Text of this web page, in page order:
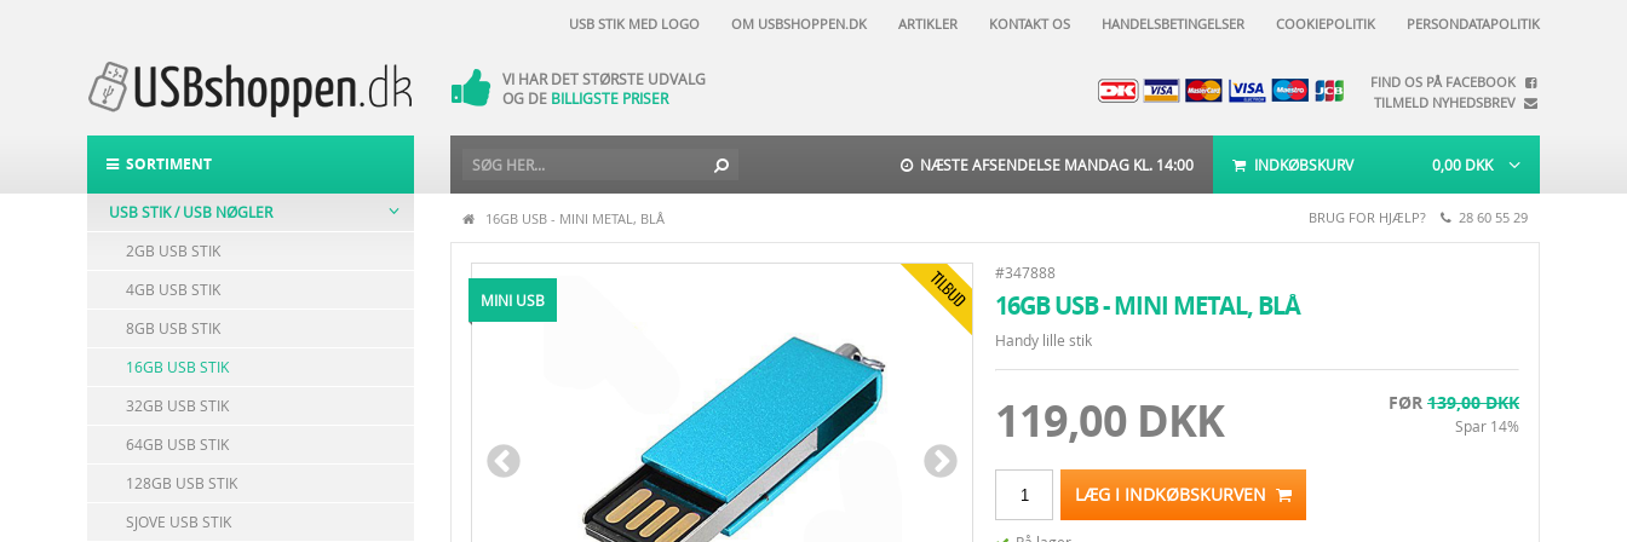
USB STIK MED LOGO OM USBSHOPPEN.DK ARTIKLER KONTAKT OS HANDELSBETINGELSER COOKIEPOLITIK PERSONDATAPOLITIK
VI HAR NATURLIGVIS
VI HAR DET STØRSTE UDVALG
OG DE BILLIGSTE PRISER
DAG-TIL-DAG-LEVERING
POST NORD -
9 DKK
FIND OS PÅ FACEBOOK
TILMELD NYHEDSBREV
SORTIMENT NÆSTE AFSENDELSE MANDAG KL. 14:00 INDKØBSKURV 0,00 DKK
USB STIK / USB NØGLER
2GB USB STIK
4GB USB STIK
8GB USB STIK
16GB USB STIK
32GB USB STIK
64GB USB STIK
128GB USB STIK
SJOVE USB STIK
16GB USB - MINI METAL, BLÅ BRUG FOR HJÆLP? 28 60 55 29
MINI USB
#347888
16GB USB - MINI METAL, BLÅ
Handy lille stik
119,00 DKK FØR 139,00 DKK
Spar 14%
LÆG I INDKØBSKURVEN